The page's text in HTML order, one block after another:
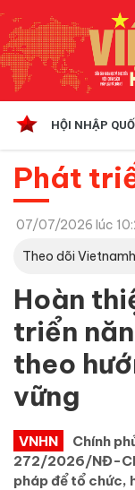
HỘI NHẬP
Phát
07/07/2026 lúc
Theo dõi
Hoàn
triển
theo
vững
VNHN
Chính
272/2026/NĐ-
pháp để tổ chức,